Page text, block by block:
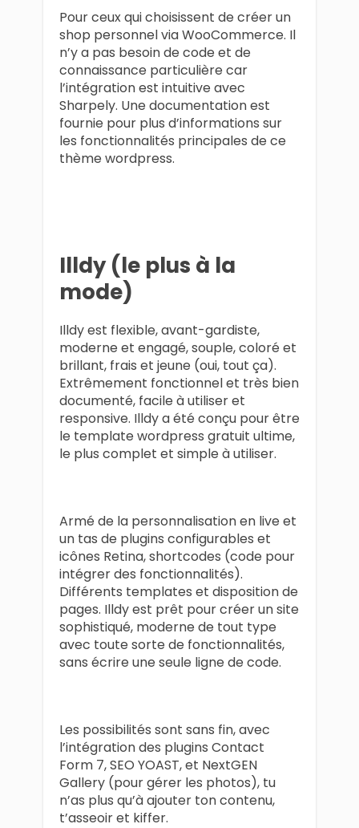
Pour ceux qui choisissent de créer un
shop personnel via WooCommerce. Il
n’y a pas besoin de code et de
connaissance particulière car
l’intégration est intuitive avec
Sharpely. Une documentation est
fournie pour plus d’informations sur
les fonctionnalités principales de ce
thème wordpress.
Illdy (le plus à la
mode)
Illdy est flexible, avant-gardiste,
moderne et engagé, souple, coloré et
brillant, frais et jeune (oui, tout ça).
Extrêmement fonctionnel et très bien
documenté, facile à utiliser et
responsive. Illdy a été conçu pour être
le template wordpress gratuit ultime,
le plus complet et simple à utiliser.
Armé de la personnalisation en live et
un tas de plugins configurables et
icônes Retina, shortcodes (code pour
intégrer des fonctionnalités).
Différents templates et disposition de
pages. Illdy est prêt pour créer un site
sophistiqué, moderne de tout type
avec toute sorte de fonctionnalités,
sans écrire une seule ligne de code.
Les possibilités sont sans fin, avec
l’intégration des plugins Contact
Form 7, SEO YOAST, et NextGEN
Gallery (pour gérer les photos), tu
n’as plus qu’à ajouter ton contenu,
t’asseoir et kiffer.